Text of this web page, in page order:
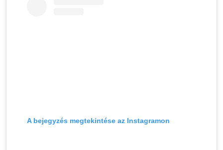
A bejegyzés megtekintése az Instagramon